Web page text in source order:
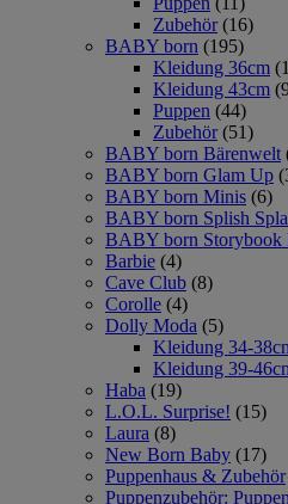
Zubehör (16)
BABY born (195)
Kleidung 36cm
Kleidung 43cm
Puppen (44)
Zubehör (51)
BABY born Bärenwelt
BABY born Glam Up
BABY born Minis (6)
BABY born Splish
BABY born Storybook
Barbie (4)
Cave Club (8)
Corolle (4)
Dolly Moda (5)
Kleidung 34-
Kleidung 39-
Haba (19)
L.O.L. Surprise! (15)
Laura (8)
New Born Baby (17)
Puppenhaus & Zubehör
Puppenzubehör: